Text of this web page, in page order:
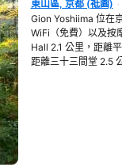
在新視窗開啟
東山區, 京都 (祗園)
Gion Yoshiima 位在
WiFi（免費）以及
Hall 2.1 公里，距離
距離三十三間堂 2.5